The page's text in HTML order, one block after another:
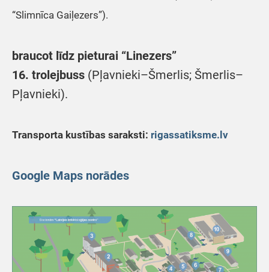
“Slimnīca Gaiļezers”).
braucot līdz pieturai “Linezers”
16. trolejbuss (Pļavnieki–Šmerlis; Šmerlis–
Pļavnieki).
Transporta kustības saraksti: rigassatiksme.lv
Google Maps norādes